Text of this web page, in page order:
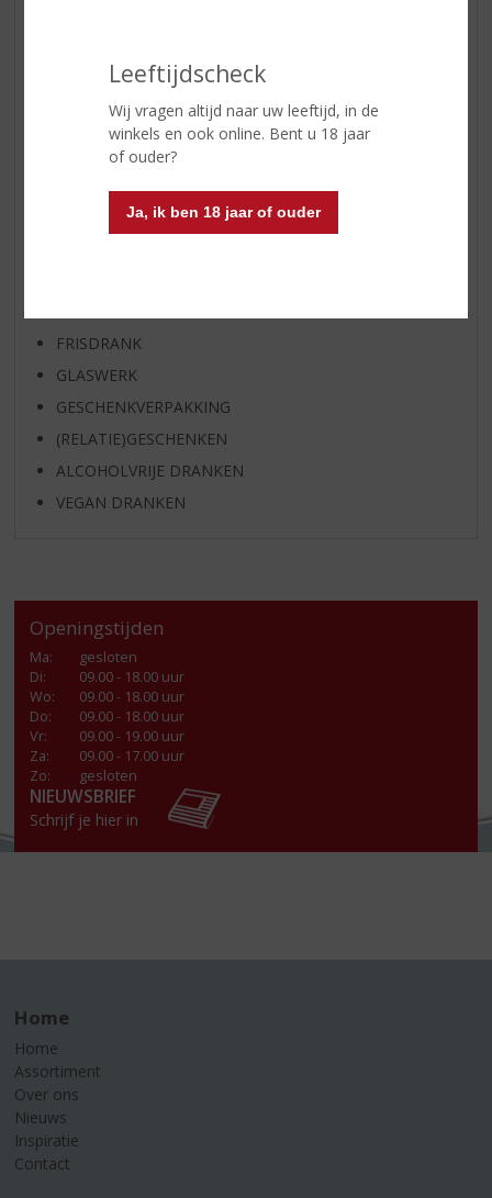
Leeftijdscheck
Wij vragen altijd naar uw leeftijd, in de
winkels en ook online. Bent u 18 jaar
of ouder?
Ja, ik ben 18 jaar of ouder
EXCLUSIEF TOPSLIJTER
WHISKY
APERITIEF
FRISDRANK
GLASWERK
GESCHENKVERPAKKING
(RELATIE)GESCHENKEN
ALCOHOLVRIJE DRANKEN
VEGAN DRANKEN
Openingstijden
Ma:
gesloten
Di:
09.00 - 18.00 uur
Wo:
09.00 - 18.00 uur
Do:
09.00 - 18.00 uur
Vr:
09.00 - 19.00 uur
Za:
09.00 - 17.00 uur
Zo:
gesloten
NIEUWSBRIEF
Schrijf je hier in
Home
Home
Assortiment
Over ons
Nieuws
Inspiratie
Contact